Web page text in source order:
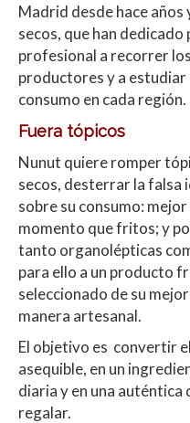
Madrid desde hace
secos, que han
profesional a recorrer
productores y a
consumo en cada región.
Fuera tópicos
Nunut quiere romper
secos, desterrar la falsa
sobre su consumo:
momento que fritos; y
tanto organolépticas
para ello a un producto
seleccionado de su
manera artesanal.
El objetivo es convertir
asequible, en un
diaria y en una auténtica
regalar.